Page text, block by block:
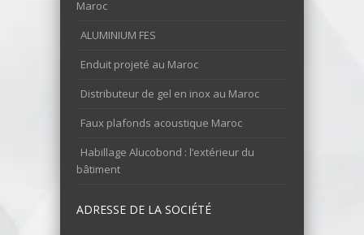
Maroc
ALUMINIUM FES
Enduit projeté au Maroc
Distributeur de gel en inox au Maroc
Faux plafonds acoustique Maroc
Habillage Alucobond : l’extérieur du
bâtiment
ADRESSE DE LA SOCIÉTÉ